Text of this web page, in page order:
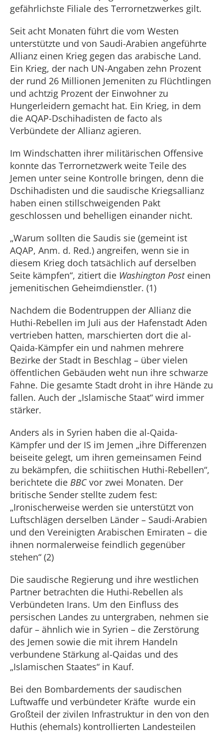
gefährlichste Filiale des Terrornetzwerkes gilt.
Seit acht Monaten führt die vom Westen
unterstützte und von Saudi-Arabien angeführte
Allianz einen Krieg gegen das arabische Land.
Ein Krieg, der nach UN-Angaben zehn Prozent
der rund 26 Millionen Jemeniten zu Flüchtlingen
und achtzig Prozent der Einwohner zu
Hungerleidern gemacht hat. Ein Krieg, in dem
die AQAP-Dschihadisten de facto als
Verbündete der Allianz agieren.
Im Windschatten ihrer militärischen Offensive
konnte das Terrornetzwerk weite Teile des
Jemen unter seine Kontrolle bringen, denn die
Dschihadisten und die saudische Kriegsallianz
haben einen stillschweigenden Pakt
geschlossen und behelligen einander nicht.
„Warum sollten die Saudis sie (gemeint ist
AQAP, Anm. d. Red.) angreifen, wenn sie in
diesem Krieg doch tatsächlich auf derselben
Seite kämpfen“, zitiert die Washington Posteinen
jemenitischen Geheimdienstler. (1)
Nachdem die Bodentruppen der Allianz die
Huthi-Rebellen im Juli aus der Hafenstadt Aden
vertrieben hatten, marschierten dort die al-
Qaida-Kämpfer ein und nahmen mehrere
Bezirke der Stadt in Beschlag – über vielen
öffentlichen Gebäuden weht nun ihre schwarze
Fahne. Die gesamte Stadt droht in ihre Hände zu
fallen. Auch der „Islamische Staat“ wird immer
stärker.
Anders als in Syrien haben die al-Qaida-
Kämpfer und der IS im Jemen „ihre Differenzen
beiseite gelegt, um ihren gemeinsamen Feind
zu bekämpfen, die schiitischen Huthi-Rebellen“,
berichtete die BBCvor zwei Monaten. Der
britische Sender stellte zudem fest:
„Ironischerweise werden sie unterstützt von
Luftschlägen derselben Länder – Saudi-Arabien
und den Vereinigten Arabischen Emiraten – die
ihnen normalerweise feindlich gegenüber
stehen“ (2)
Die saudische Regierung und ihre westlichen
Partner betrachten die Huthi-Rebellen als
Verbündeten Irans. Um den Einfluss des
persischen Landes zu untergraben, nehmen sie
dafür – ähnlich wie in Syrien – die Zerstörung
des Jemen sowie die mit ihrem Handeln
verbundene Stärkung al-Qaidas und des
„Islamischen Staates“ in Kauf.
Bei den Bombardements der saudischen
Luftwaffe und verbündeter Kräfte wurde ein
Großteil der zivilen Infrastruktur in den von den
Huthis (ehemals) kontrollierten Landesteilen